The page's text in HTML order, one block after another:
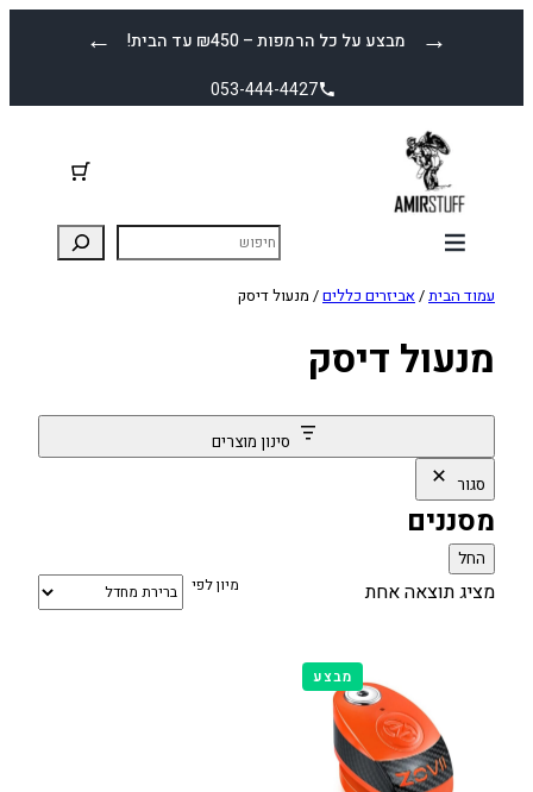
← מבצע על כל הרמפות – ₪450 עד הבית! →
053-444-4427
עמוד הבית/אביזרים כללים/ מנעול דיסק
מנעול דיסק
סינון מוצרים
סגור
מסננים
החל
מציג תוצאה אחת מיון לפי
מבצעמוצרים
במבצע